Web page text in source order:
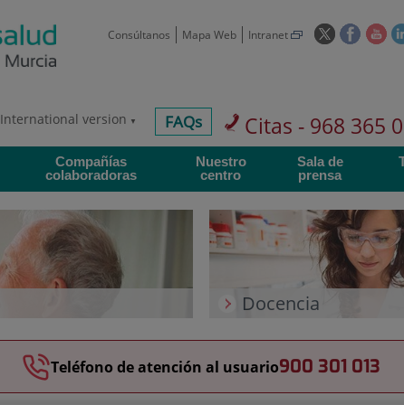
Consúltanos Mapa Web Intranet
Este
una
ventana
nueva.
Este
una
ventana
International version
centros-FAQs Citas - 968 365
Compañías
colaboradoras
Nuestro
centro
Sala de
prensa
Docencia
Teléfono de atención al usuario900 301 013